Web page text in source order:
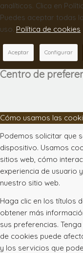
analíticos. Clica en
Puedes aceptar todas
uso. Política de cookies
Aceptar Configurar
Centro de
Cómo usamos las
Podemos solicitar que
dispositivo. Usamos
sitios web, cómo
experiencia de usuario
nuestro sitio web.
Haga clic en los títulos
obtener más
sus preferencias.
de cookies puede
y los servicios que